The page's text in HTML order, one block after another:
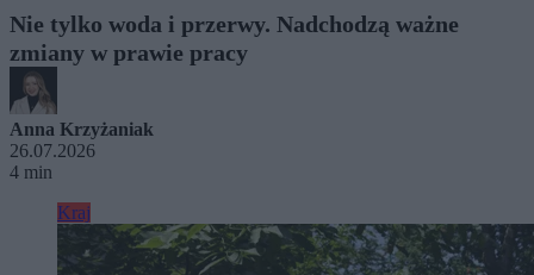
Nie tylko woda i przerwy. Nadchodzą ważne
zmiany w prawie pracy
Anna Krzyżaniak
26.07.2026
4 min
Kraj